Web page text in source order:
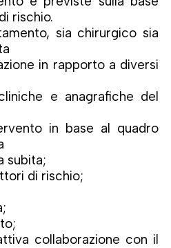
rischio.
sia chirurgico sia
in rapporto a diversi
e anagrafiche del
in base al quadro
subita;
di rischio;
collaborazione con il